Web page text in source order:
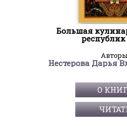
Большая
Нестерова Дарья
О